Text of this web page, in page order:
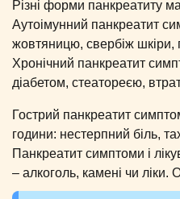
Різні форми панкреатиту
Аутоімунний панкреатит
жовтяницю, свербіж шкіри,
Хронічний панкреатит
діабетом, стеатореєю,
Гострий панкреатит
години: нестерпний біль,
Панкреатит симптоми і
– алкоголь, камені чи ліки.